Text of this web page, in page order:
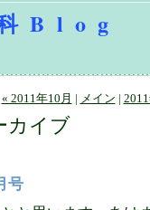
Blog
« 2011年10月 | メイン |
カイブ
号